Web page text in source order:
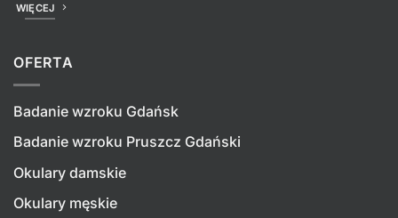
WIĘCEJ
OFERTA
Badanie wzroku Gdańsk
Badanie wzroku Pruszcz Gdański
Okulary damskie
Okulary męskie